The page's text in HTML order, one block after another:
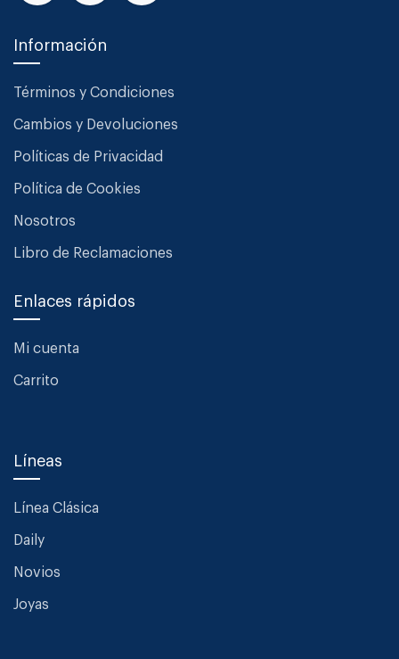
Información
Términos y Condiciones
Cambios y Devoluciones
Políticas de Privacidad
Política de Cookies
Nosotros
Libro de Reclamaciones
Enlaces rápidos
Mi cuenta
Carrito
Líneas
Línea Clásica
Daily
Novios
Joyas